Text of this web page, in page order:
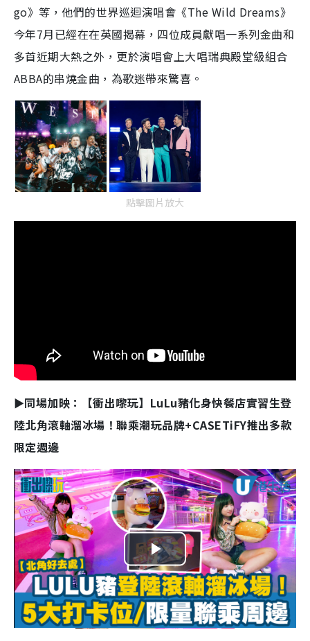
go》等，他們的世界巡迴演唱會《The Wild Dreams》
今年7月已經在在英國揭幕，四位成員獻唱一系列金曲和
多首近期大熱之外，更於演唱會上大唱瑞典殿堂級組合
ABBA的串燒金曲，為歌迷帶來驚喜。
點擊圖片放大
►同場加映：【衝出嚟玩】LuLu豬化身快餐店實習生登
陸北角滾軸溜冰場！聯乘潮玩品牌+CASETiFY推出多款
限定週邊
P
l
a